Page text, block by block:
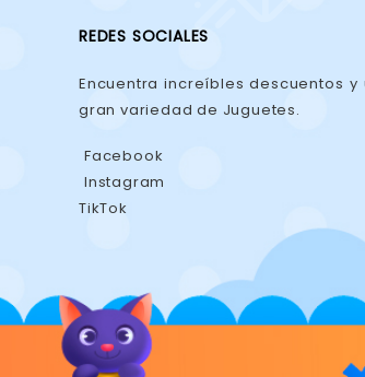
REDES SOCIALES
Encuentra increíbles descuentos y
gran variedad de Juguetes.
Facebook
Instagram
TikTok